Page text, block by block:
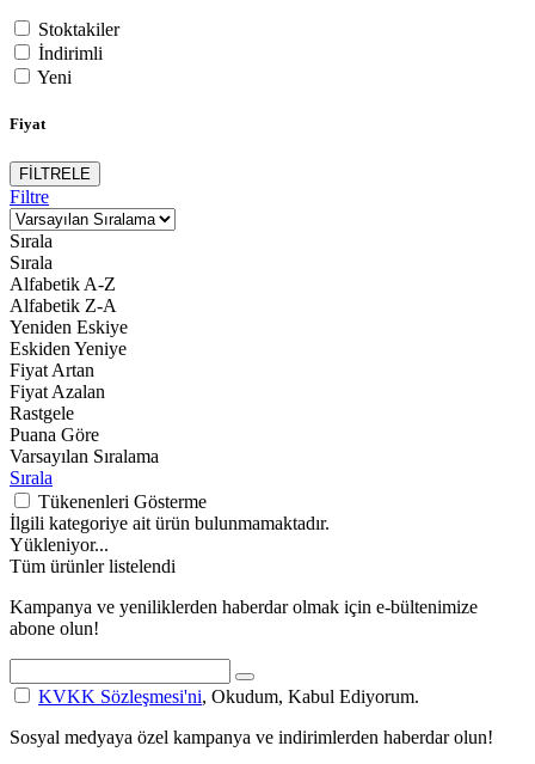
Stoktakiler
İndirimli
Yeni
Fiyat
FİLTRELE
Filtre
Sırala
Sırala
Alfabetik A-Z
Alfabetik Z-A
Yeniden Eskiye
Eskiden Yeniye
Fiyat Artan
Fiyat Azalan
Rastgele
Puana Göre
Varsayılan Sıralama
Sırala
Tükenenleri Gösterme
İlgili kategoriye ait ürün bulunmamaktadır.
Yükleniyor...
Tüm ürünler listelendi
Kampanya ve yeniliklerden haberdar olmak için e-bültenimize
abone olun!
KVKK Sözleşmesi'ni, Okudum, Kabul Ediyorum.
Sosyal medyaya özel kampanya ve indirimlerden haberdar olun!